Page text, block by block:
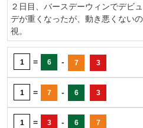
２日目、バースデーウィンでデビ
デが重くなったが、動き悪くない
視。
1 = 6 - 7 3
1 = 7 - 6 3
1 = 3 - 6 7